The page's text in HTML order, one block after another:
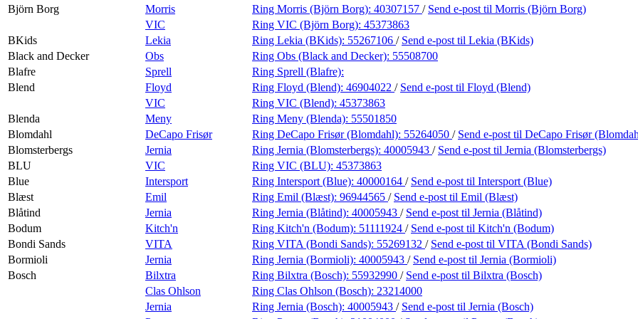
Björn Borg Morris Ring Morris (Björn Borg): 40307157 / Send e-post til Morris (Björn Borg)
VIC
Ring VIC (Björn Borg): 45373863
BKids
Lekia Ring Lekia (BKids): 55267106 / Send e-post til Lekia (BKids)
Black and Decker
Obs Ring Obs (Black and Decker): 55508700
Blafre
Sprell
Ring Sprell (Blafre):
Blend
Floyd Ring Floyd (Blend): 46904022 / Send e-post til Floyd (Blend)
VIC
Ring VIC (Blend): 45373863
Blenda
Meny Ring Meny (Blenda): 55501850
Blomdahl
DeCapo Frisør Ring DeCapo Frisør (Blomdahl): 55264050 / Send e-post til DeCapo Frisør
Blomsterbergs
Jernia Ring Jernia (Blomsterbergs): 40005943 / Send e-post til Jernia (Blomsterbergs)
BLU
VIC Ring VIC (BLU): 45373863
Blue
Intersport Ring Intersport (Blue): 40000164 / Send e-post til Intersport (Blue)
Blæst
Emil Ring Emil (Blæst): 96944565 / Send e-post til Emil (Blæst)
Blåtind
Jernia Ring Jernia (Blåtind): 40005943 / Send e-post til Jernia (Blåtind)
Bodum
Kitch'n Ring Kitch'n (Bodum): 51111924 / Send e-post til Kitch'n (Bodum)
Bondi Sands
VITA Ring VITA (Bondi Sands): 55269132 / Send e-post til VITA (Bondi Sands)
Bormioli
Jernia Ring Jernia (Bormioli): 40005943 / Send e-post til Jernia (Bormioli)
Bosch
Bilxtra Ring Bilxtra (Bosch): 55932990 / Send e-post til Bilxtra (Bosch)
Clas Ohlson
Ring Clas Ohlson (Bosch): 23214000
Jernia
Ring Jernia (Bosch): 40005943 / Send e-post til Jernia (Bosch)